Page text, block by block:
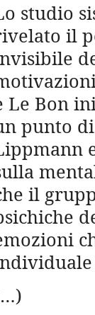
studio
il
Le Bon
punto
il